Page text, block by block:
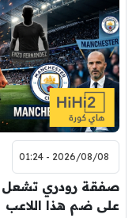
2026/08/08 - 01:24
صفقة رودري تشعل
على ضم هذا اللاعب